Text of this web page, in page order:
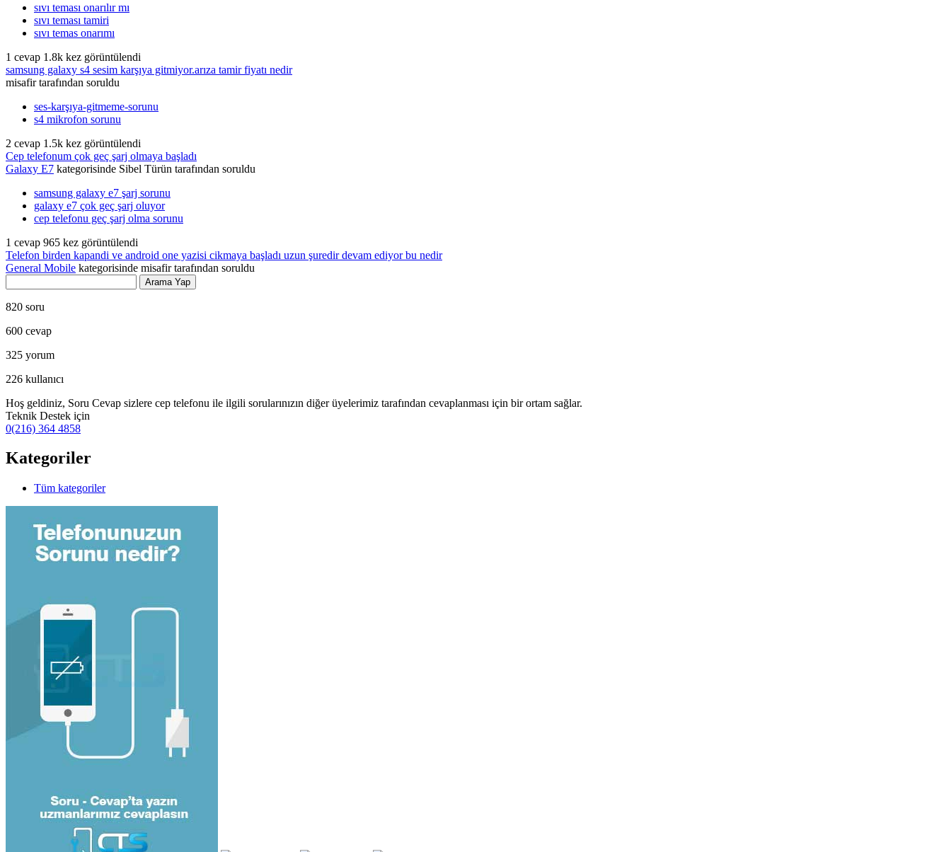
sıvı teması onarılır mı
sıvı teması tamiri
sıvı temas onarımı
1 cevap 1.8k kez görüntülendi
samsung galaxy s4 sesim karşıya gitmiyor.arıza tamir fiyatı nedir
misafir tarafından soruldu
ses-karşıya-gitmeme-sorunu
s4 mikrofon sorunu
2 cevap 1.5k kez görüntülendi
Cep telefonum çok geç şarj olmaya başladı
Galaxy E7 kategorisinde Sibel Türün tarafından soruldu
samsung galaxy e7 şarj sorunu
galaxy e7 çok geç şarj oluyor
cep telefonu geç şarj olma sorunu
1 cevap 965 kez görüntülendi
Telefon birden kapandi ve android one yazisi cikmaya başladı uzun şuredir devam ediyor bu nedir
General Mobile kategorisinde misafir tarafından soruldu
820 soru
600 cevap
325 yorum
226 kullanıcı
Hoş geldiniz, Soru Cevap sizlere cep telefonu ile ilgili sorularınızın diğer üyelerimiz tarafından cevaplanması için bir ortam sağlar.
Teknik Destek için
0(216) 364 4858
Kategoriler
Tüm kategoriler